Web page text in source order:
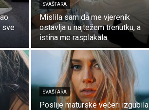
sve
SVAŠTARA
Mislila sam da me vjerenik
ostavlja u najtežem trenutku, a
istina me rasplakala
SVAŠTARA
Poslije maturske večeri izgubila